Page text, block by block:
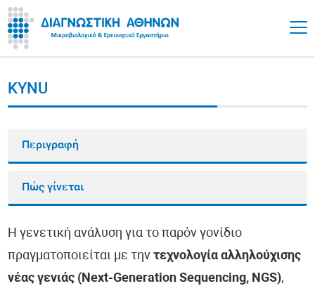
KYNU
Περιγραφή
Πώς γίνεται
Η γενετική ανάλυση για το παρόν γονίδιο
πραγματοποιείται με τηντεχνολογία αλληλούχισης
νέας γενιάς (Next-Generation Sequencing, NGS),